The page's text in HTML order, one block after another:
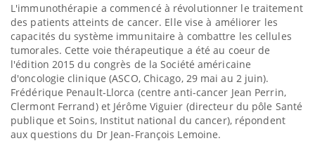
L'immunothérapie a commencé à révolutionner le traitement
des patients atteints de cancer. Elle vise à améliorer les
capacités du système immunitaire à combattre les cellules
tumorales. Cette voie thérapeutique a été au coeur de
l'édition 2015 du congrès de la Société américaine
d'oncologie clinique (ASCO, Chicago, 29 mai au 2 juin).
Frédérique Penault-Llorca (centre anti-cancer Jean Perrin,
Clermont Ferrand) et Jérôme Viguier (directeur du pôle Santé
publique et Soins, Institut national du cancer), répondent
aux questions du Dr Jean-François Lemoine.